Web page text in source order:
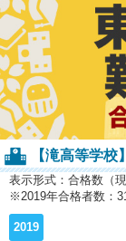
【滝高等学
表示形式：合格数（現
※2019年合格者数：
2019